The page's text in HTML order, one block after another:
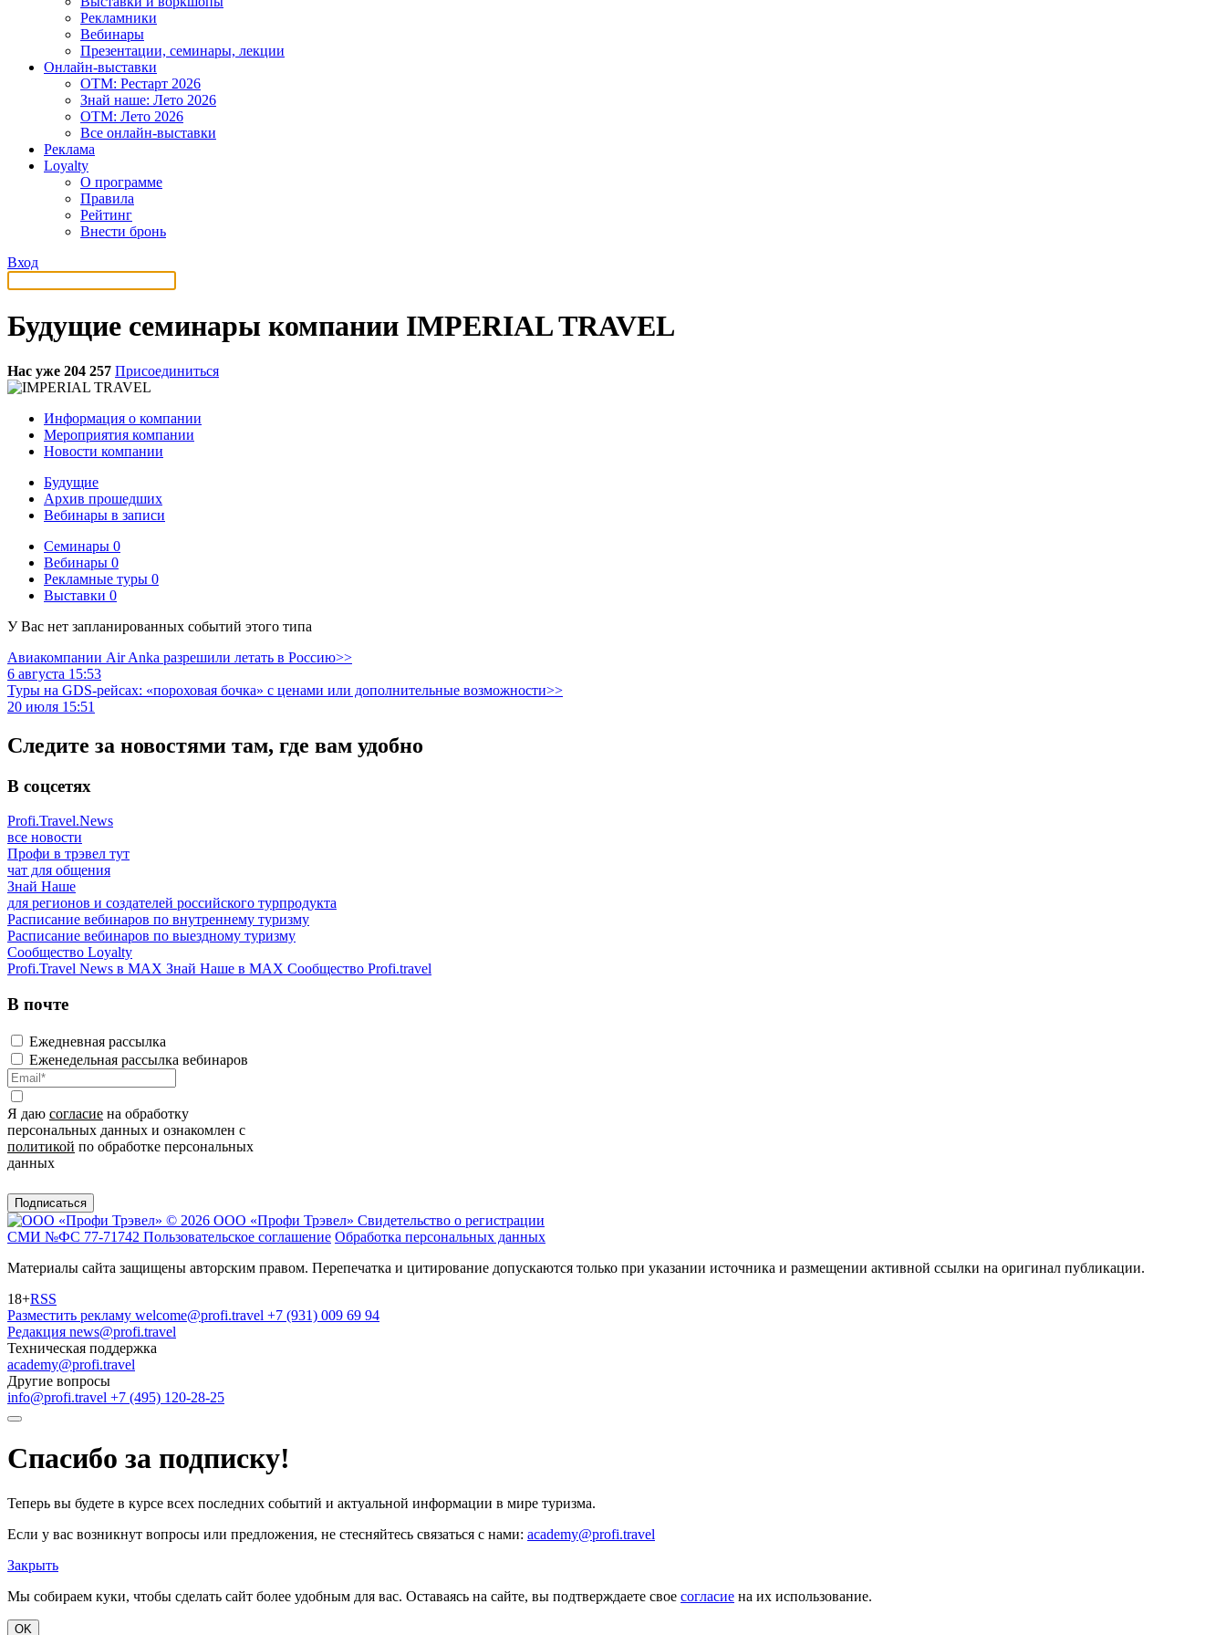
Рекламники
Вебинары
Презентации, семинары, лекции
Онлайн-выставки
OTM: Рестарт 2026
Знай наше: Лето 2026
OTM: Лето 2026
Все онлайн-выставки
Реклама
Loyalty
О программе
Правила
Рейтинг
Внести бронь
Вход
Будущие семинары компании IMPERIAL TRAVEL
Нас уже 204 257 Присоединиться
Информация о компании
Мероприятия компании
Новости компании
Будущие
Архив прошедших
Вебинары в записи
Семинары 0
Вебинары 0
Рекламные туры 0
Выставки 0
У Вас нет запланированных событий этого типа
Авиакомпании Air Anka разрешили летать в Россию>>
6 августа 15:53
Туры на GDS-рейсах: «пороховая бочка» с ценами или дополнительные возможности>>
20 июля 15:51
Следите за новостями там, где вам удобно
В соцсетях
Profi.Travel.News
все новости
Профи в трэвел тут
чат для общения
Знай Наше
для регионов и создателей российского турпродукта
Расписание вебинаров по внутреннему туризму
Расписание вебинаров по выездному туризму
Сообщество Loyalty
Profi.Travel News в MAX Знай Наше в MAX Сообщество Profi.travel
В почте
Ежедневная рассылка
Еженедельная рассылка вебинаров
Я даю согласие на обработку
персональных данных и ознакомлен с
политикой по обработке персональных
данных
Подписаться
© 2026 ООО «Профи Трэвeл» Свидетельство о регистрации
СМИ №ФС 77-71742 Пользовательское соглашение Обработка персональных данных
Материалы сайта защищены авторским правом. Перепечатка и цитирование допускаются только при указании источника и размещении активной ссылки на оригинал публикации.
18+RSS
Разместить рекламу welcome@profi.travel +7 (931) 009 69 94
Редакция news@profi.travel
Техническая поддержка
academy@profi.travel
Другие вопросы
info@profi.travel +7 (495) 120-28-25
Спасибо за подписку!
Теперь вы будете в курсе всех последних событий и актуальной информации в мире туризма.
Если у вас возникнут вопросы или предложения, не стесняйтесь связаться с нами: academy@profi.travel
Закрыть
Мы собираем куки, чтобы сделать сайт более удобным для вас. Оставаясь на сайте, вы подтверждаете свое согласие на их использование.
OK